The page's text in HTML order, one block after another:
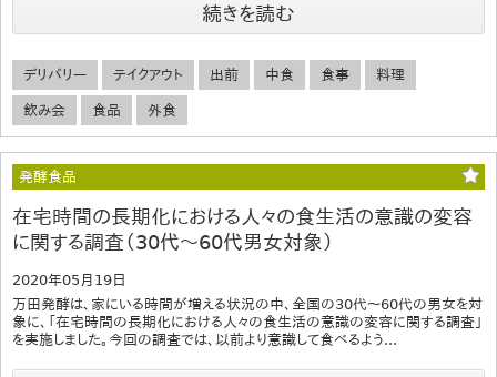
続きを読む
デリバリー テイクアウト 出前 中食 食事 料理
飲み会 食品 外食
発酵食品
在宅時間の長期化における人々の食生活の意識の変容
に関する調査（30代～60代男女対象）
2020年05月19日
万田発酵は、家にいる時間が増える状況の中、全国の30代～60代の男女を対
象に、「在宅時間の長期化における人々の食生活の意識の変容に関する調査」
を実施しました。今回の調査では、以前より意識して食べるよう...